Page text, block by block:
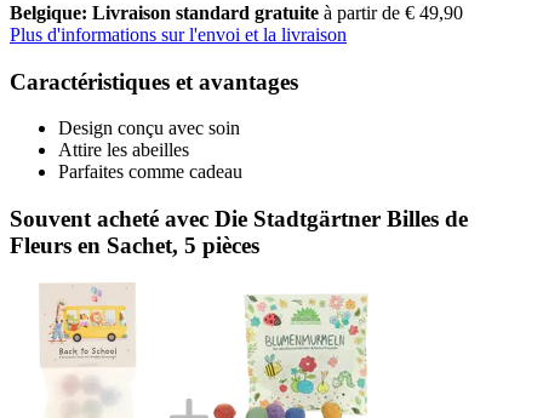
Belgique: Livraison standard gratuite à partir de € 49,90
Plus d'informations sur l'envoi et la livraison
Caractéristiques et avantages
Design conçu avec soin
Attire les abeilles
Parfaites comme cadeau
Souvent acheté avec Die Stadtgärtner Billes de
Fleurs en Sachet, 5 pièces